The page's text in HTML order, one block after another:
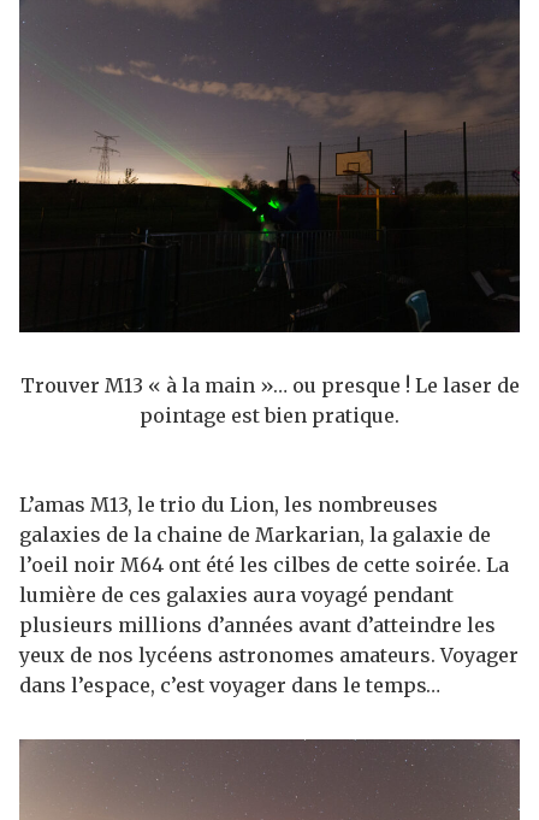
Trouver M13 « à la main »… ou presque ! Le laser de
pointage est bien pratique.
L’amas M13, le trio du Lion, les nombreuses
galaxies de la chaine de Markarian, la galaxie de
l’oeil noir M64 ont été les cilbes de cette soirée. La
lumière de ces galaxies aura voyagé pendant
plusieurs millions d’années avant d’atteindre les
yeux de nos lycéens astronomes amateurs. Voyager
dans l’espace, c’est voyager dans le temps…